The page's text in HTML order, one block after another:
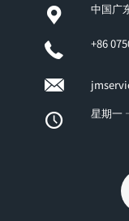
中国广
+86
星期一